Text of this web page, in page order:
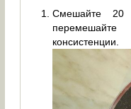
Смешайте
консистенции.